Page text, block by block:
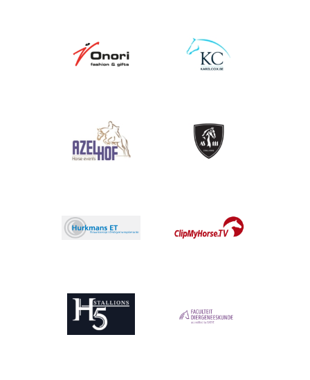
Afbeelding Afbeelding
Afbeelding Afbeelding
Afbeelding
Afbeelding Afbeelding